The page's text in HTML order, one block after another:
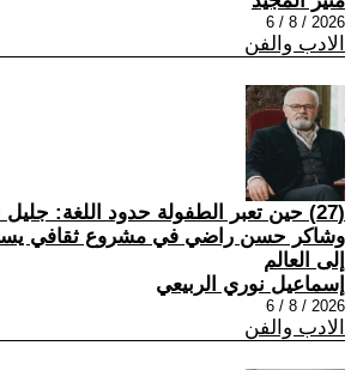
2026 / 8 / 6
الادب والفن
(27) حين تعبر الطفولة حدود اللغة:
وشاكر حسن راضي في مشروع ثقافي
إلى العالم
إسماعيل نوري الربيعي
2026 / 8 / 6
الادب والفن